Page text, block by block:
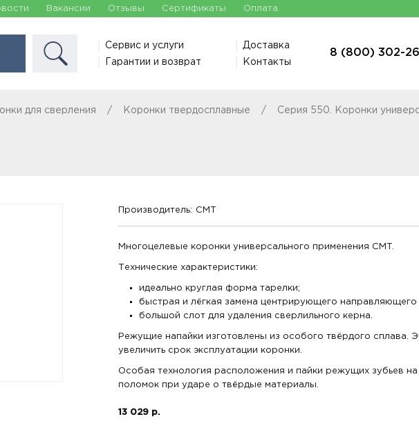
Вакансии Отзывы Сертификаты Оплата
Сервис и услуги
Гарантии и возврат
Доставка
Контакты
8 (800) 302-
для сверления Коронки твердосплавные Серия 550. Коронки
Производитель: CMT
Многоцелевые коронки универсального применения CMT.
Технические характеристики:
идеально круглая форма тарелки;
быстрая и лёгкая замена центрирующего направляющего
большой слот для удаления сверлильного керна.
Режущие напайки изготовлены из особого твёрдого сплава.
увеличить срок эксплуатации коронки.
Особая технология расположения и пайки режущих зубьев
поломок при ударе о твёрдые материалы.
13 029 р.